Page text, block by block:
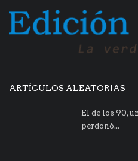
ARTÍCULOS ALEATORIAS
El de los 90,
perdonó...